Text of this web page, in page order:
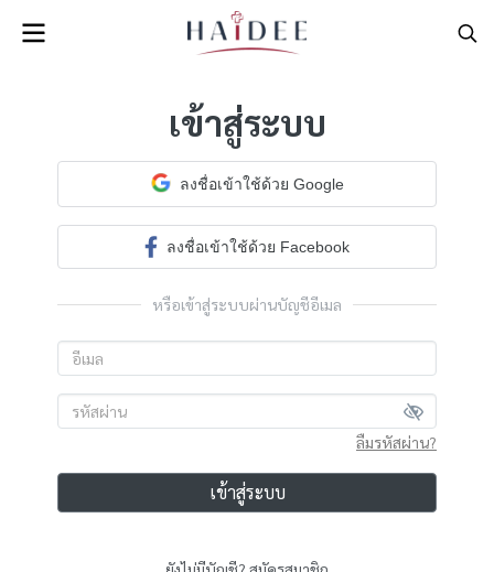
เข้าสู่ระบบ
ลงชื่อเข้าใช้ด้วย Google
ลงชื่อเข้าใช้ด้วย Facebook
หรือเข้าสู่ระบบผ่านบัญชีอีเมล
ลืมรหัสผ่าน?
เข้าสู่ระบบ